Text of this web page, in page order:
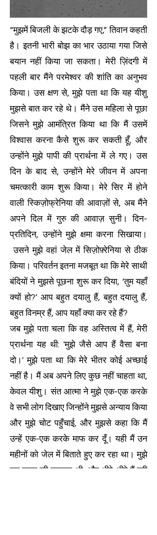
“मुझमें बिजली के झटके दौड़ गए,” तिवान कहती
है। इतनी भारी बोझ का भार उठाया गया जिसे
बयान नहीं किया जा सकता। मेरी ज़िंदगी में
पहली बार मैंने परमेश्वर की शांति का अनुभव
किया। उस क्षण से, मुझे पता था कि यह यीशु
मुझसे बात कर रहे थे। मैंने उस महिला से पूछा
जिसने मुझे आमंत्रित किया था कि मैं उसमें
विश्वास करना कैसे शुरू कर सकती हूँ, और
उन्होंने मुझे पापी की प्रार्थना में ले गए। उस
दिन के बाद से, उन्होंने मेरे जीवन में अपना
चमत्कारी काम शुरू किया। मेरे सिर में होने
वाली स्किज़ोफ्रेनिया की आवाज़ों से, अब मैंने
अपने दिल में गुरु की आवाज़ सुनी। दिन-
प्रतिदिन, उन्होंने मुझे क्षमा करना सिखाया।
उसने मुझे वहां जेल में सिज़ोफ़्रेनिया से ठीक
किया। परिवर्तन इतना मजबूत था कि मेरे साथी
बंदियों ने मुझसे पूछना शुरू कर दिया, ‘तुम यहाँ
क्यों हो?’ आप बहुत दयालु हैं, बहुत दयालु हैं,
बहुत विनम्र हैं, आप यहाँ क्या कर रहे हैं?
जब मुझे पता चला कि वह अस्तित्व में हैं, मेरी
प्रार्थना यह थी: 'मुझे जैसे आप हैं वैसा बना
दो।' मुझे पता था कि मेरे भीतर कोई अच्छाई
नहीं है। मैं अब अपने लिए कुछ नहीं चाहता था,
केवल यीशु। संत आत्मा ने मुझे एक-एक करके
वे सभी लोग दिखाए जिन्होंने मुझसे अन्याय किया
और मुझे चोट पहुँचाई, और मुझसे कहा कि मैं
उन्हें एक-एक करके माफ कर दूँ। यही मैं उन
महीनों को जेल में बिताते हुए कर रहा था। मुझे
इस समय की जरूरत थी, और धीरे-धीरे मैं पूरी